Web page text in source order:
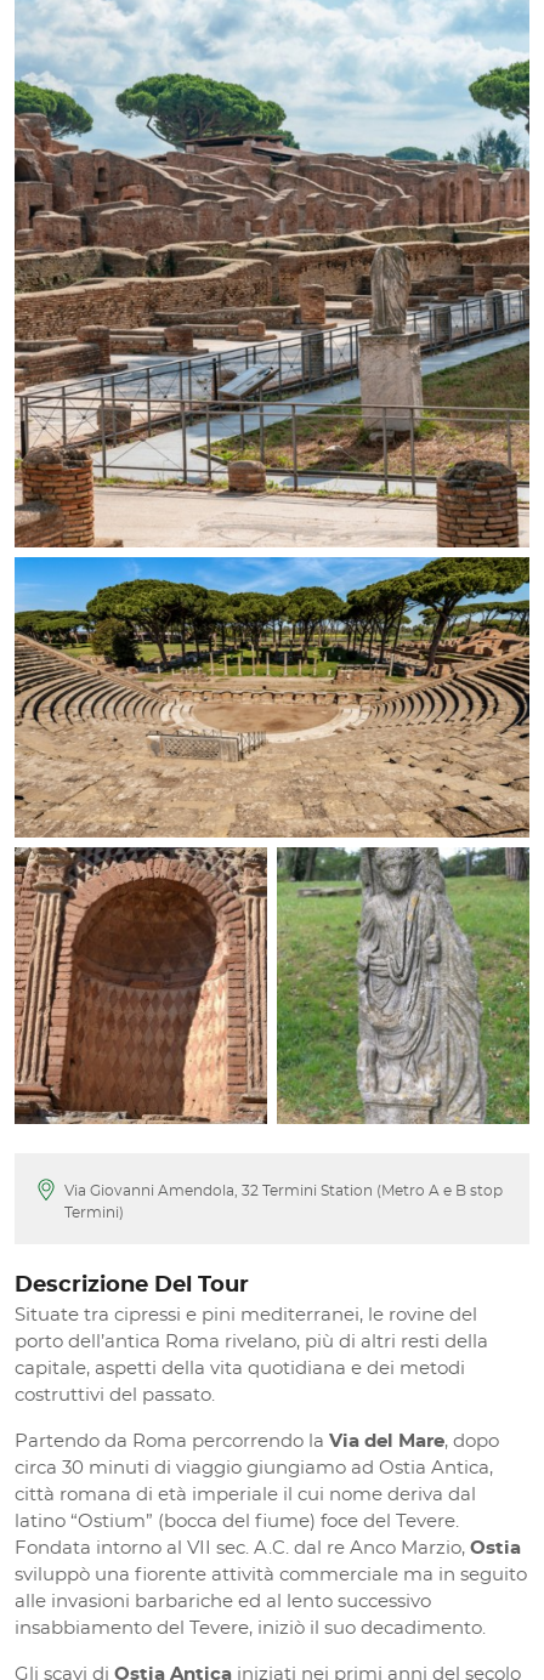
Via Giovanni Amendola, 32 Termini Station (Metro A e B stop
Termini)
Descrizione Del Tour
Situate tra cipressi e pini mediterranei, le rovine del
porto dell’antica Roma rivelano, più di altri resti della
capitale, aspetti della vita quotidiana e dei metodi
costruttivi del passato.
Partendo da Roma percorrendo la Via del Mare, dopo
circa 30 minuti di viaggio giungiamo ad Ostia Antica,
città romana di età imperiale il cui nome deriva dal
latino “Ostium” (bocca del fiume) foce del Tevere.
Fondata intorno al VII sec. A.C. dal re Anco Marzio, Ostia
sviluppò una fiorente attività commerciale ma in seguito
alle invasioni barbariche ed al lento successivo
insabbiamento del Tevere, iniziò il suo decadimento.
Gli scavi di Ostia Antica iniziati nei primi anni del secolo